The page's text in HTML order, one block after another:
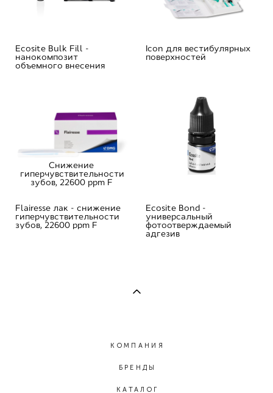
Ecosite Bulk Fill -
нанокомпозит
объемного внесения
Icon для вестибулярных
поверхностей
Снижение
гиперчувствительности
зубов, 22600 ppm F
Flairesse лак - cнижение
гиперчувствительности
зубов, 22600 ppm F
Ecosite Bond -
универсальный
фотоотверждаемый
адгезив
КОМПАНИЯ
БРЕНДЫ
КАТАЛОГ